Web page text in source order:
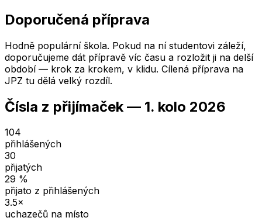
Doporučená příprava
Hodně populární škola. Pokud na ní studentovi záleží,
doporučujeme dát přípravě víc času a rozložit ji na delší
období — krok za krokem, v klidu. Cílená příprava na
JPZ tu dělá velký rozdíl.
Čísla z přijímaček — 1. kolo 2026
104
přihlášených
30
přijatých
29 %
přijato z přihlášených
3.5×
uchazečů na místo